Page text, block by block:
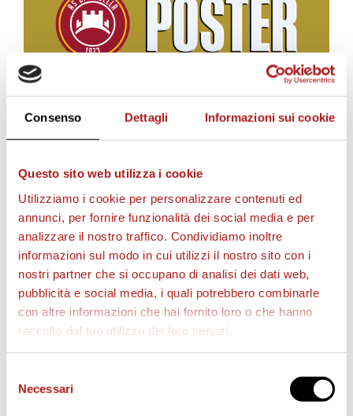
Consenso Dettagli Informazioni sui cookie
Questo sito web utilizza i cookie
Utilizziamo i cookie per personalizzare contenuti ed
annunci, per fornire funzionalità dei social media e per
analizzare il nostro traffico. Condividiamo inoltre
informazioni sul modo in cui utilizzi il nostro sito con i
nostri partner che si occupano di analisi dei dati web,
pubblicità e social media, i quali potrebbero combinarle
con altre informazioni che hai fornito loro o che hanno
raccolto dal tuo utilizzo dei loro servizi.
delNecessari
BIGLIETTI
AS CITTADELLA STORE